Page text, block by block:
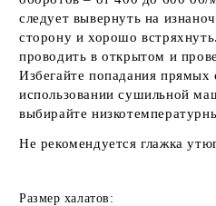
следует вывернуть на
сторону и хорошо
проводить в открытом и
Избегайте попадания
использовании сушильной
выбирайте
Не рекомендуется глажка
Размер халатов: